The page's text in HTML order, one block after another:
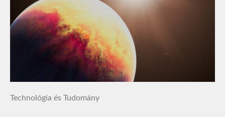
Technológia és Tudomány